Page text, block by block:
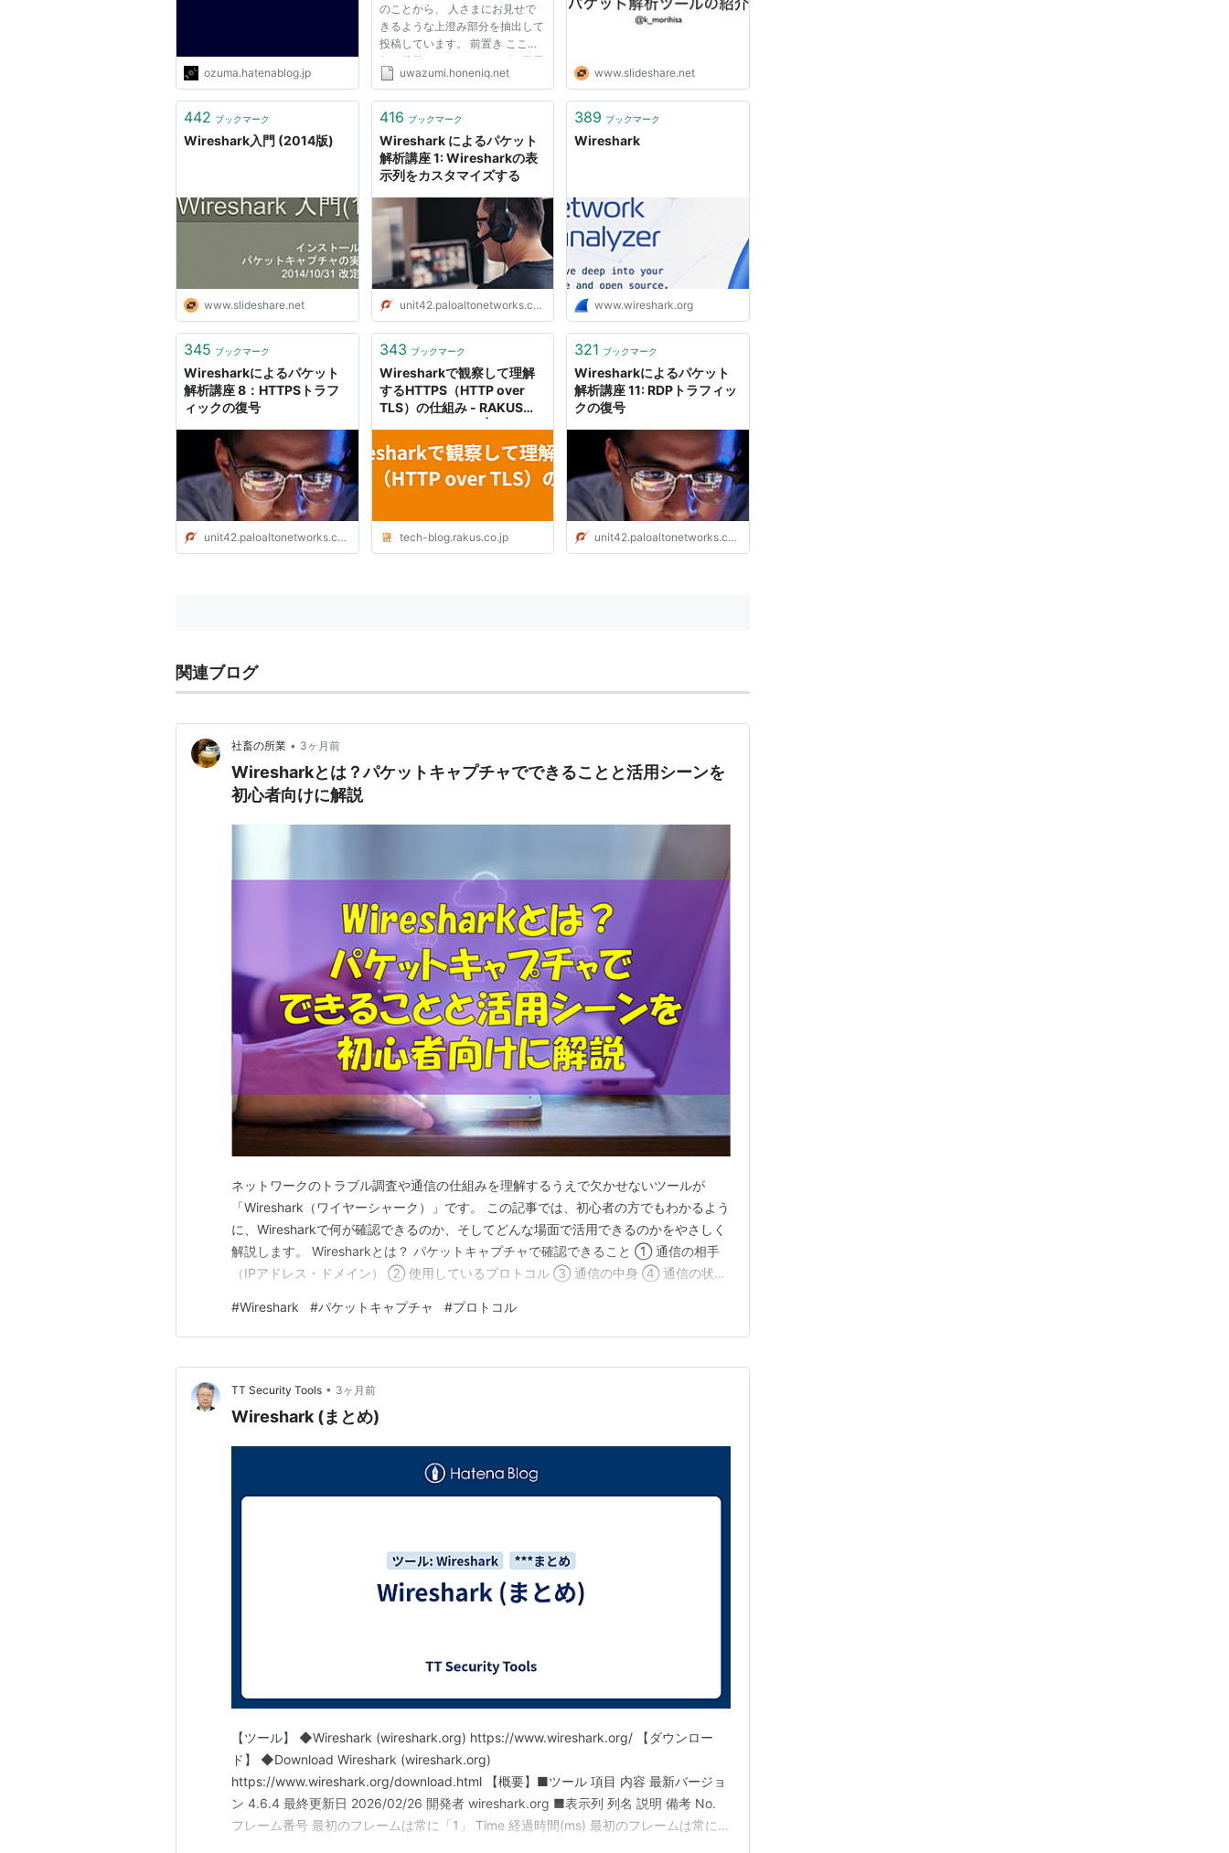
ozuma.hatenablog.jp
のことから、 人さまにお見せで
きるような上澄み部分を抽出して
投稿しています。 前置き ここ数
年の携帯キャリアやコンビニ業界
の頑張りで、町中に公衆無線LAN
て安全なんでしょうか？盗聴され
のノ...
uwazumi.honeniq.net www.slideshare.net
442 ブックマーク
Wireshark入門 (2014版)
www.slideshare.net
416 ブックマーク
Wireshark によるパケット
解析講座 1: Wiresharkの表
示列をカスタマイズする
unit42.paloaltonetworks.com
389 ブックマーク
Wireshark
www.wireshark.org
345 ブックマーク
Wiresharkによるパケット
解析講座 8：HTTPSトラフ
ィックの復号
unit42.paloaltonetworks.com
343 ブックマーク
Wiresharkで観察して理解
するHTTPS（HTTP over
TLS）の仕組み - RAKUS
ンジニアブログ
tech-blog.rakus.co.jp
321 ブックマーク
Wiresharkによるパケット
解析講座 11: RDPトラフィッ
クの復号
unit42.paloaltonetworks.com
関連ブログ
社畜の所業 • 3ヶ月前
Wiresharkとは？パケットキャプチャでできることと活用シーンを
初心者向けに解説
ネットワークのトラブル調査や通信の仕組みを理解するうえで欠かせないツールが
「Wireshark（ワイヤーシャーク）」です。 この記事では、初心者の方でもわかるよう
に、Wiresharkで何が確認できるのか、そしてどんな場面で活用できるのかをやさしく
解説します。 Wiresharkとは？ パケットキャプチャで確認できること ① 通信の相手
（IPアドレス・ドメイン） ② 使用しているプロトコル ③ 通信の中身 ④ 通信の状態
② システム・サーバーのトラブル調査 ③ セキュリティ対策・不正通信の検出 ④ ネ
ッ…
#Wireshark #パケットキャプチャ #プロトコル
TT Security Tools • 3ヶ月前
Wireshark (まとめ)
【ツール】 ◆Wireshark (wireshark.org) https://www.wireshark.org/ 【ダウンロー
ド】 ◆Download Wireshark (wireshark.org)
https://www.wireshark.org/download.html 【概要】■ツール 項目 内容 最新バージョ
ン 4.6.4 最終更新日 2026/02/26 開発者 wireshark.org ■表示列 列名 説明 備考 No.
フレーム番号 最初のフレームは常に「1」 Time 経過時間(ms) 最初のフレームは常に